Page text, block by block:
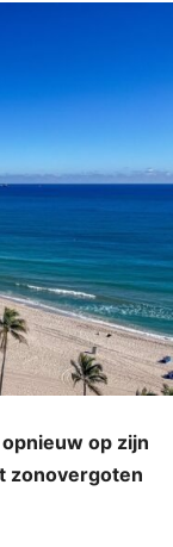
op zijn
zonovergoten